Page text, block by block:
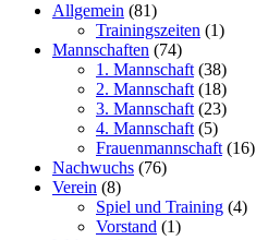
Allgemein (81)
Trainingszeiten (1)
Mannschaften (74)
1. Mannschaft (38)
2. Mannschaft (18)
3. Mannschaft (23)
4. Mannschaft (5)
Frauenmannschaft (16)
Nachwuchs (76)
Verein (8)
Spiel und Training (4)
Vorstand (1)